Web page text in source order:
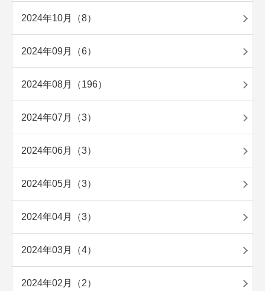
2024年10月（8）
2024年09月（6）
2024年08月（196）
2024年07月（3）
2024年06月（3）
2024年05月（3）
2024年04月（3）
2024年03月（4）
2024年02月（2）